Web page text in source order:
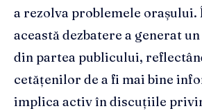
a rezolva problemele orașului.
această dezbatere a generat
din partea publicului,
cetățenilor de a fi mai bine
implica activ în discuțiile